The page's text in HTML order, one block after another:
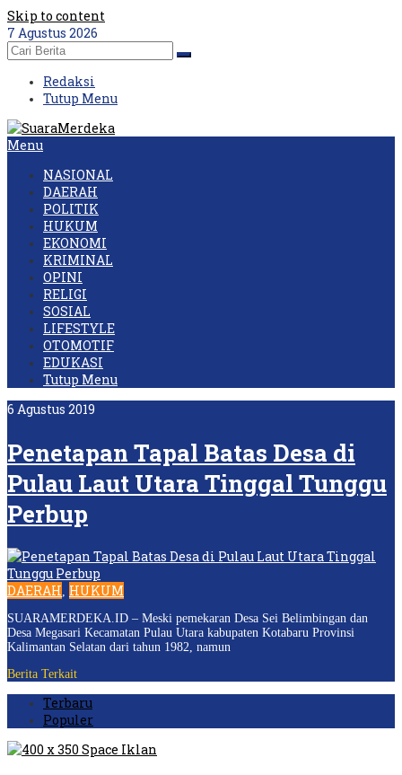
Skip to content
7 Agustus 2026
Redaksi
Tutup Menu
Menu
NASIONAL
DAERAH
POLITIK
HUKUM
EKONOMI
KRIMINAL
OPINI
RELIGI
SOSIAL
LIFESTYLE
OTOMOTIF
EDUKASI
Tutup Menu
6 Agustus 2019
Penetapan Tapal Batas Desa di
Pulau Laut Utara Tinggal Tunggu
Perbup
DAERAH, HUKUM
SUARAMERDEKA.ID – Meski pemekaran Desa Sei Belimbingan dan
Desa Megasari Kecamatan Pulau Utara kabupaten Kotabaru Provinsi
Kalimantan Selatan dari tahun 1982, namun
Berita Terkait
Terbaru
Populer